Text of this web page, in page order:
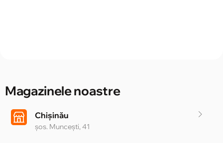
Magazinele noastre
Chișinău
șos. Muncești, 41